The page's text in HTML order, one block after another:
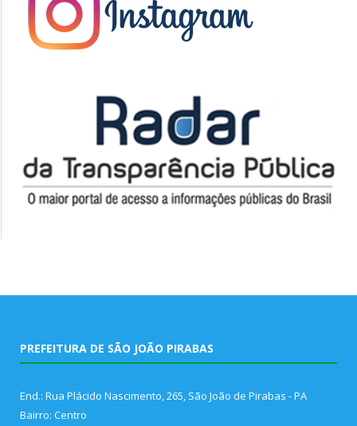
PREFEITURA DE SÃO JOÃO PIRABAS
End.: Rua Plácido Nascimento, 265, São João de Pirabas - PA
Bairro: Centro